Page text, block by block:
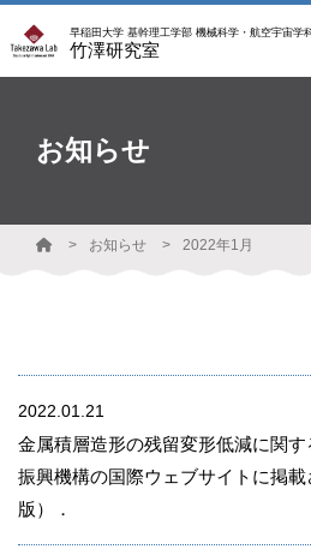
早稲田大学 基幹理工学部 機械科学・航空宇宙学
竹澤研究室
お知らせ
お知らせ 2022年1月
2022.01.21
金属積層造形の残留変形低減に関
振興機構の国際ウェブサイトに掲
版）．